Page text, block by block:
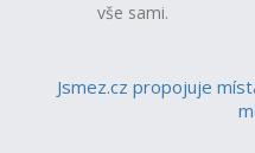
vše sami.
Jsmez.cz propojuje